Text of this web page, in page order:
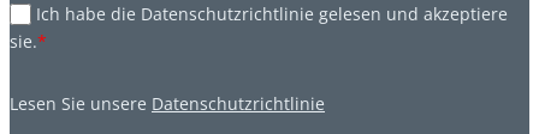
Ich habe die Datenschutzrichtlinie gelesen und akzeptiere
sie.*
Lesen Sie unsere Datenschutzrichtlinie